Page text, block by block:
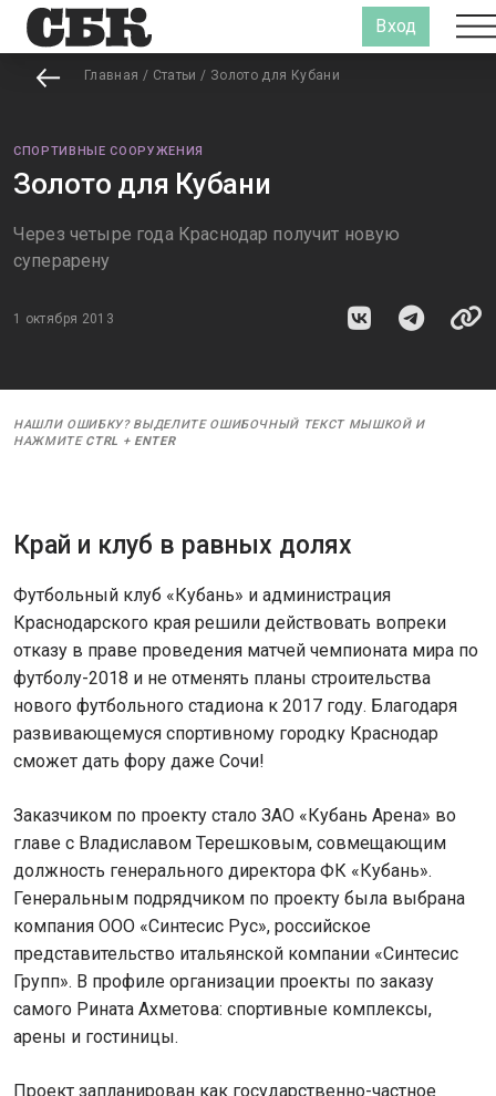
Вход
Главная / Статьи / Золото для Кубани
СПОРТИВНЫЕ СООРУЖЕНИЯ
Золото для Кубани
Через четыре года Краснодар получит новую
суперарену
1 октября 2013
НАШЛИ ОШИБКУ? ВЫДЕЛИТЕ ОШИБОЧНЫЙ ТЕКСТ МЫШКОЙ И
НАЖМИТЕ CTRL + ENTER
Край и клуб в равных долях
Футбольный клуб «Кубань» и администрация
Краснодарского края решили действовать вопреки
отказу в праве проведения матчей чемпионата мира по
футболу-2018 и не отменять планы строительства
нового футбольного стадиона к 2017 году. Благодаря
развивающемуся спортивному городку Краснодар
сможет дать фору даже Сочи!
Заказчиком по проекту стало ЗАО «Кубань Арена» во
главе с Владиславом Терешковым, совмещающим
должность генерального директора ФК «Кубань».
Генеральным подрядчиком по проекту была выбрана
компания ООО «Синтесис Рус», российское
представительство итальянской компании «Синтесис
Групп». В профиле организации проекты по заказу
самого Рината Ахметова: спортивные комплексы,
арены и гостиницы.
Проект запланирован как государственно-частное